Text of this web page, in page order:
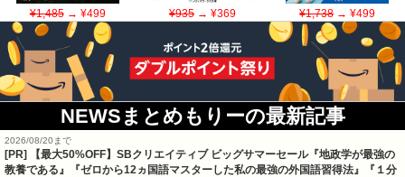
¥1,485→ ¥499 ¥935→ ¥369 ¥1,738→ ¥499
NEWSまとめもりーの最新記事
2026/08/20まで
[PR]
【最大50%OFF】SBクリエイティブ ビッグサマーセール『地政学が最強の
教養である』『ゼロから12ヵ国語マスターした私の最強の外国語習得法』『１分